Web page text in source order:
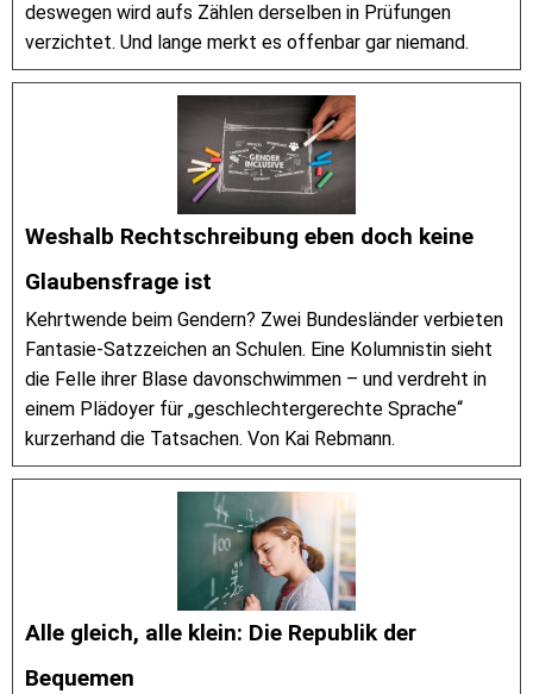
deswegen wird aufs Zählen derselben in Prüfungen
verzichtet. Und lange merkt es offenbar gar niemand.
Weshalb Rechtschreibung eben doch keine
Glaubensfrage ist
Kehrtwende beim Gendern? Zwei Bundesländer verbieten
Fantasie-Satzzeichen an Schulen. Eine Kolumnistin sieht
die Felle ihrer Blase davonschwimmen – und verdreht in
einem Plädoyer für „geschlechtergerechte Sprache“
kurzerhand die Tatsachen. Von Kai Rebmann.
Alle gleich, alle klein: Die Republik der
Bequemen